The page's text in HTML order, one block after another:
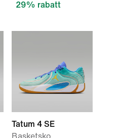
29% rabatt
Tatum 4 SE
Basketsko